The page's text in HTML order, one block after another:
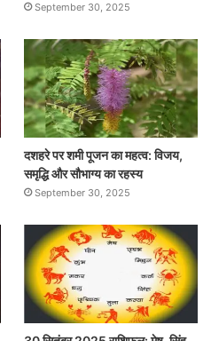
September 30, 2025
दशहरे पर शमी पूजन का महत्व: विजय,
समृद्धि और सौभाग्य का रहस्य
September 30, 2025